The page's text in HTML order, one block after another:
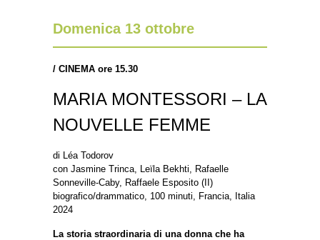
Domenica 13 ottobre
/ CINEMA ore 15.30
MARIA MONTESSORI – LA
NOUVELLE FEMME
di Léa Todorov
con Jasmine Trinca, Leïla Bekhti, Rafaelle
Sonneville-Caby, Raffaele Esposito (II)
biografico/drammatico, 100 minuti, Francia, Italia
2024
La storia straordinaria di una donna che ha